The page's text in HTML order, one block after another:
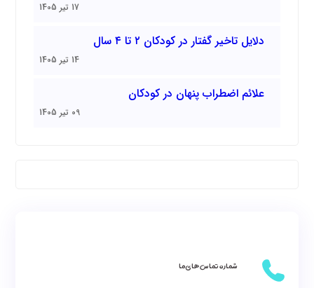
17 تیر 1405
دلایل تاخیر گفتار در کودکان ۲ تا ۴ سال
14 تیر 1405
علائم اضطراب پنهان در کودکان
09 تیر 1405
شماره تماس های ما